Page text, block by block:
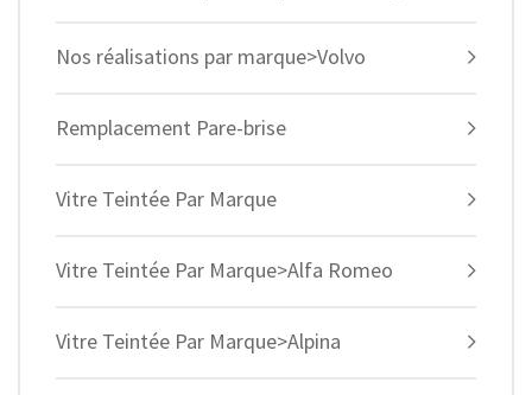
Nos réalisations par marque>Volvo
Remplacement Pare-brise
Vitre Teintée Par Marque
Vitre Teintée Par Marque>Alfa Romeo
Vitre Teintée Par Marque>Alpina